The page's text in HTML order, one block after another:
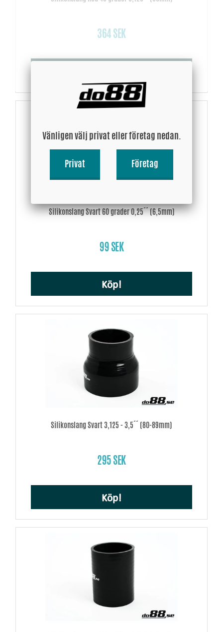
364 SEK
Silikonslang Svart 60 grader 0,25´´ (6,5mm)
99 SEK
Köp!
Silikonslang Svart 3,125 - 3,5´´ (80-89mm)
295 SEK
Köp!
Vänligen välj privat eller företag nedan.
Privat Företag